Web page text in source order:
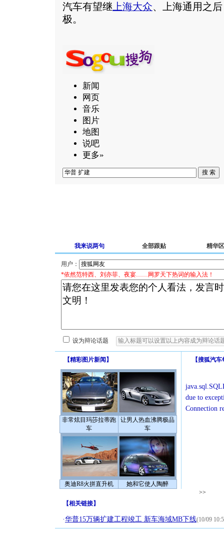
汽车有望继 上海大众、上海通用之
极。
新闻
网页
音乐
图片
地图
说吧
更多»
我来说两句 全部跟贴 精华区
用户：
*依然范特西、刘亦菲、夜宴……网罗天下热词的输入法！
设为辩论话题
【精彩图片新闻 】
非常炫目玛莎拉蒂跑
车
让男人热血沸腾极品
车
奥迪R8火拼直升机 她和它使人陶醉
【搜狐汽车
due to
Connection
>>
【相关链接】
·华普15万辆扩建工程竣工 新车海域MB下线(10/09